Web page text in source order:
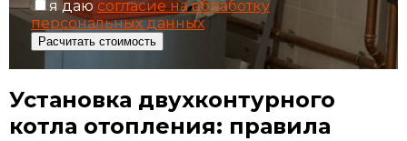
я даю согласие на обработку
персональных данных
Расчитать стоимость
Установка двухконтурного
котла отопления: правила